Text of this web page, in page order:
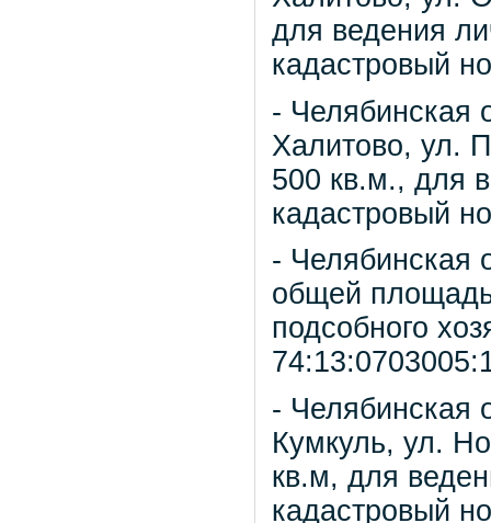
для ведения
кадастровый
- Челябинская
Халитово, ул.
500 кв.м., для
кадастровый
- Челябинская
общей
подсобного
- Челябинская
Кумкуль, ул.
кв.м, для
кадастровый